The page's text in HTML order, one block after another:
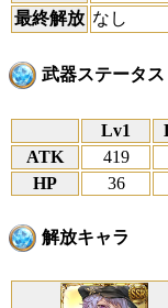
最終解放 なし
武器ステータス
Lv1
ATK
419
HP
36
解放キャラ